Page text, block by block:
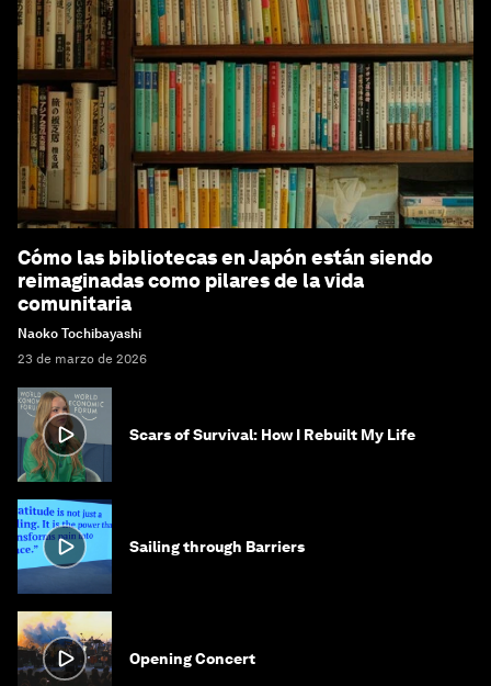
Cómo las bibliotecas en Japón están siendo
reimaginadas como pilares de la vida
comunitaria
Naoko Tochibayashi
23 de marzo de 2026
Scars of Survival: How I Rebuilt My Life
Sailing through Barriers
Opening Concert